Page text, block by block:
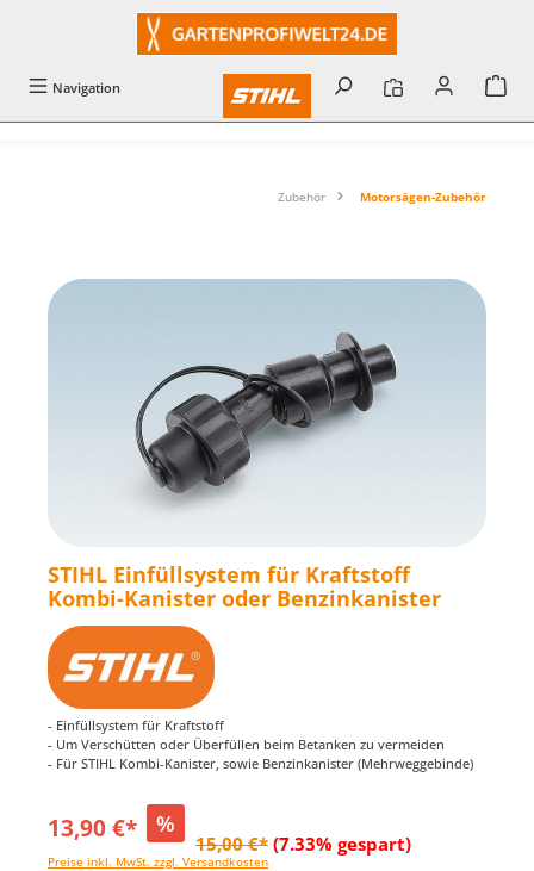
Navigation
Zubehör Motorsägen-Zubehör
Bildergalerie überspringen
STIHL Einfüllsystem für Kraftstoff
Kombi-Kanister oder Benzinkanister
- Einfüllsystem für Kraftstoff
- Um Verschütten oder Überfüllen beim Betanken zu vermeiden
- Für STIHL Kombi-Kanister, sowie Benzinkanister (Mehrweggebinde)
13,90 €* %
15,00 €* (7.33% gespart)
Preise inkl. MwSt. zzgl. Versandkosten